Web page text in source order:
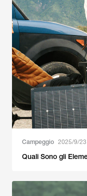
Campeggio 2025/9/23
Quali Sono gli